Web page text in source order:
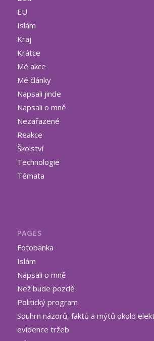
EU
Islám
Kraj
Krátce
Mé akce
Mé články
Napsali jinde
Napsali o mně
Nezařazené
Reakce
Školství
Technologie
Témata
PAGES
Fotobanka
Islám
Napsali o mně
Než bude pozdě
Politický program
Souhrn názorů, faktů a mýtů okolo
evidence tržeb